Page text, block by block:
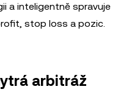
a inteligentně spravuje
stop loss a pozic.
arbitráž